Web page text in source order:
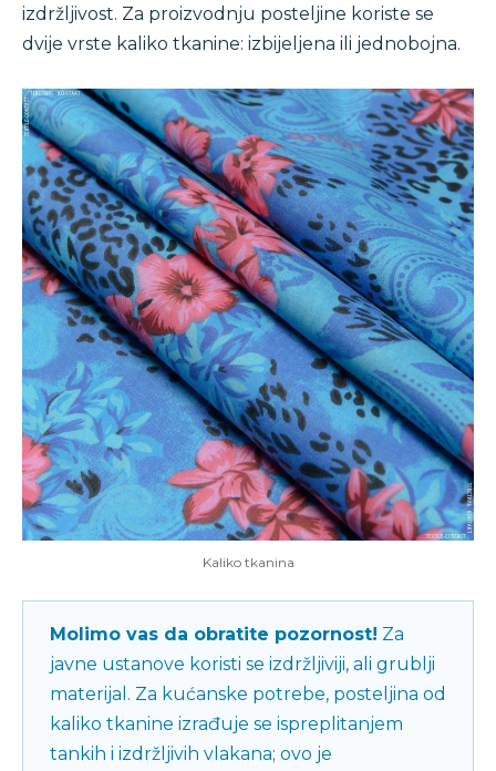
izdržljivost. Za proizvodnju posteljine koriste se
dvije vrste kaliko tkanine: izbijeljena ili jednobojna.
Kaliko tkanina
Molimo vas da obratite pozornost! Za
javne ustanove koristi se izdržljiviji, ali grublji
materijal. Za kućanske potrebe, posteljina od
kaliko tkanine izrađuje se ispreplitanjem
tankih i izdržljivih vlakana; ovo je